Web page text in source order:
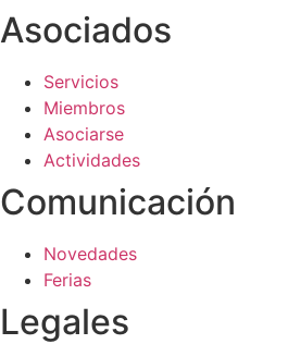
Asociados
Servicios
Miembros
Asociarse
Actividades
Comunicación
Novedades
Ferias
Legales